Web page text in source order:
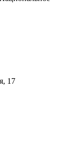
17